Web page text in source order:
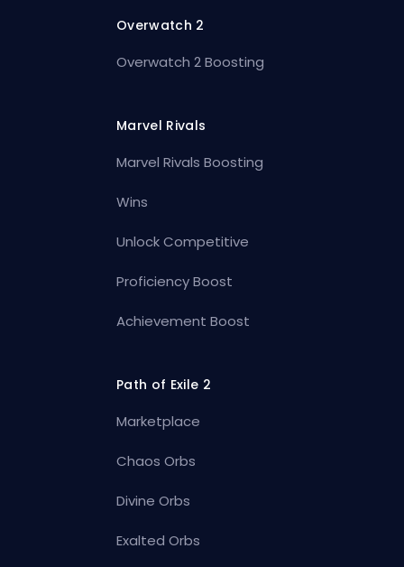
Overwatch 2
Overwatch 2 Boosting
Marvel Rivals
Marvel Rivals Boosting
Wins
Unlock Competitive
Proficiency Boost
Achievement Boost
Path of Exile 2
Marketplace
Chaos Orbs
Divine Orbs
Exalted Orbs